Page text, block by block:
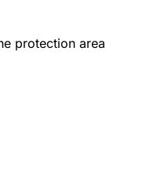
protection area